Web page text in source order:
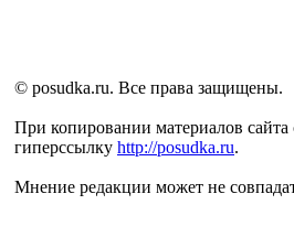
© posudka.ru. Все права защищены.
При копировании материалов сайта
гиперссылку http://posudka.ru.
Мнение редакции может не